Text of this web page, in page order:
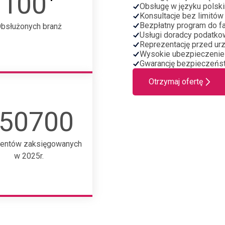
branż
zaksięgowanych
w 2025r.
Obsługę w języku
Konsultacje bez limitów
Bezpłatny program do
Usługi doradcy
Reprezentację przed
Wysokie ubezpieczenie
Gwarancję
Otrzymaj ofertę